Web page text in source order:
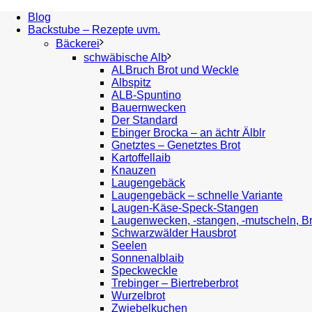
Blog
Backstube – Rezepte uvm.
Bäckerei
schwäbische Alb
ALBruch Brot und Weckle
Albspitz
ALB-Spuntino
Bauernwecken
Der Standard
Ebinger Brocka – an ächtr Älblr
Gnetztes – Genetztes Brot
Kartoffellaib
Knauzen
Laugengebäck
Laugengebäck – schnelle Variante
Laugen-Käse-Speck-Stangen
Laugenwecken, -stangen, -mutscheln,
Schwarzwälder Hausbrot
Seelen
Sonnenalblaib
Speckweckle
Trebinger – Biertreberbrot
Wurzelbrot
Zwiebelkuchen